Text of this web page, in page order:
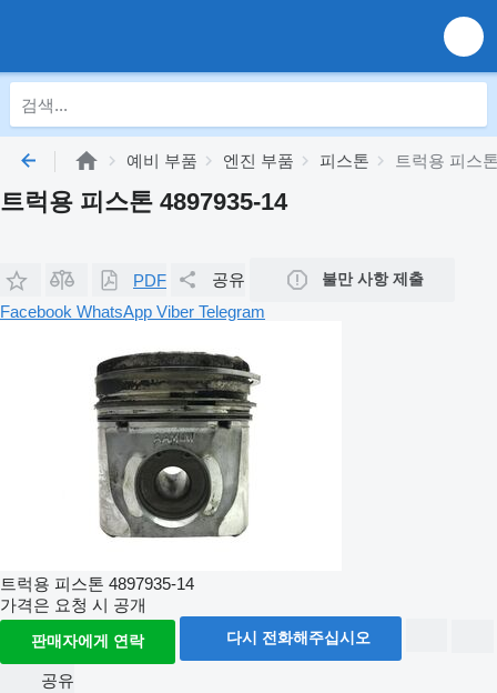
예비 부품 엔진 부품 피스톤 트럭용 피스
트럭용 피스톤 4897935-14
PDF 공유 불만 사항 제출
Facebook WhatsApp Viber Telegram
트럭용 피스톤 4897935-14
가격은 요청 시 공개
판매자에게 연락 다시 전화해주십시오
공유